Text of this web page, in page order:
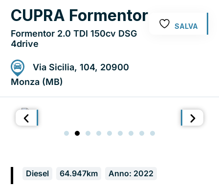
CUPRA Formentor
Formentor 2.0 TDI 150cv DSG
4drive
Via Sicilia, 104, 20900
Monza (MB)
SALVA
Diesel 64.947km Anno: 2022